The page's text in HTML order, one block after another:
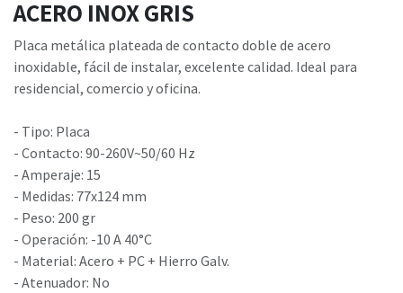
ACERO INOX GRIS
Placa metálica plateada de contacto doble de acero
inoxidable, fácil de instalar, excelente calidad. Ideal para
residencial, comercio y oficina.
- Tipo: Placa
- Contacto: 90-260V~50/60 Hz
- Amperaje: 15
- Medidas: 77x124 mm
- Peso: 200 gr
- Operación: -10 A 40°C
- Material: Acero + PC + Hierro Galv.
- Atenuador: No